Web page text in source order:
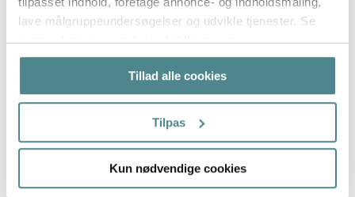
lave målgruppeundersøgelser og udvikle tjenester. Se
mere information underindstillingerog i vores
persondatapolitik. Du kan altid trække dit samtykke
tilbage eller ændre indstillinger fra vores
"Cookiedeklaration", eller ved at trykke på "Privacy
Hvis du tillader det, vil vi også gerne:
Indsamle præcise oplysninger om din placering,
Tillad alle cookies
Tilpas
Kun nødvendige cookies
Læs flere kundecase